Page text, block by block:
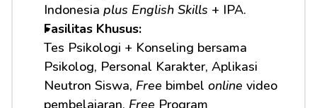
Indonesia plus English Skills + IPA.
Fasilitas Khusus:
Tes Psikologi + Konseling bersama
Psikolog, Personal Karakter, Aplikasi
Neutron Siswa, Free bimbel online video
pembelajaran, Free Program